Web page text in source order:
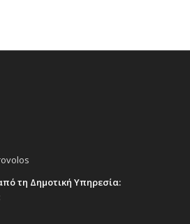
τη Δημοτική Υπηρεσία: